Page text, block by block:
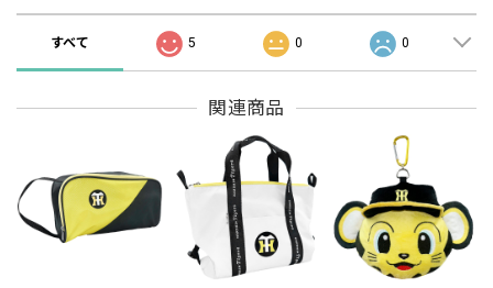
すべて 5 0 0
関連商品